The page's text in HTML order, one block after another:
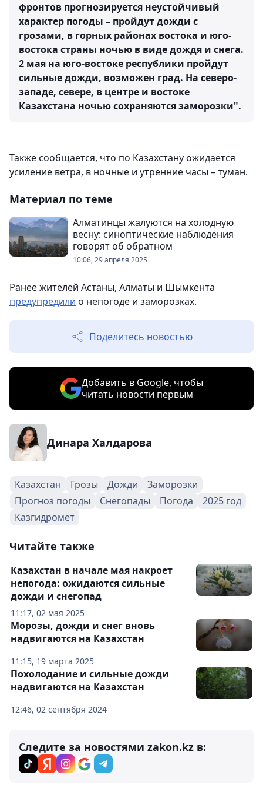
фронтов прогнозируется неустойчивый
характер погоды – пройдут дожди с
грозами, в горных районах востока и юго-
востока страны ночью в виде дождя и снега.
2 мая на юго-востоке республики пройдут
сильные дожди, возможен град. На северо-
западе, севере, в центре и востоке
Казахстана ночью сохраняются заморозки".
Также сообщается, что по Казахстану ожидается
усиление ветра, в ночные и утренние часы – туман.
Материал по теме
Алматинцы жалуются на холодную
весну: синоптические наблюдения
говорят об обратном
10:06, 29 апреля 2025
Ранее жителей Астаны, Алматы и Шымкента
предупредили о непогоде и заморозках.
Поделитесь новостью
Добавить в Google, чтобы
читать новости первым
Динара Халдарова
Казахстан Грозы Дожди
Заморозки
Прогноз погоды
Снегопады Погода
2025 год
Казгидромет
Читайте также
11:17, 02 мая 2025
Казахстан в начале мая накроет
непогода: ожидаются сильные
дожди и снегопад
11:15, 19 марта 2025
Морозы, дожди и снег вновь
надвигаются на Казахстан
12:46, 02 сентября 2024
Похолодание и сильные дожди
надвигаются на Казахстан
Следите за новостями zakon.kz в: